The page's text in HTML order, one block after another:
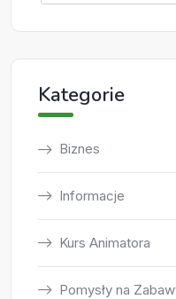
Kategorie
Biznes
Informacje
Kurs Animatora
Pomysły na